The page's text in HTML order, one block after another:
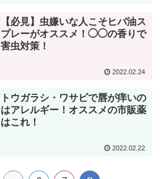
【必見】虫嫌いな人こそヒバ油ス
プレーがオススメ！◯◯の香りで
害虫対策！
2022.02.24
トウガラシ・ワサビで唇が痒いの
はアレルギー！オススメの市販薬
はこれ！
2022.02.22